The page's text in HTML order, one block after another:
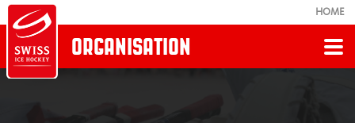
HOME
ORGANISATION